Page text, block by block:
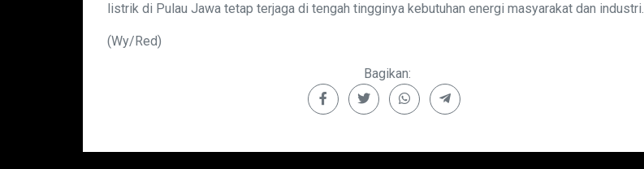
listrik di Pulau Jawa tetap terjaga di tengah tingginya kebutuhan energi masyarakat dan industri.
(Wy/Red)
Bagikan: